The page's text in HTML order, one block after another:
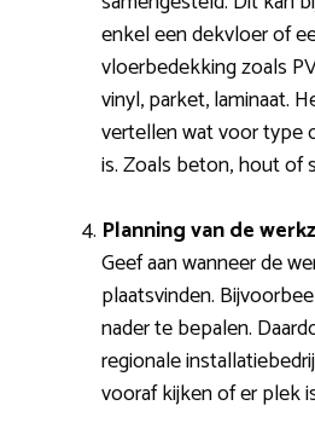
enkel een dekvloer of
vloerbedekking zoals
vinyl, parket, laminaat.
vertellen wat voor type
is. Zoals beton, hout of
Planning van de
Geef aan wanneer de
plaatsvinden.
nader te bepalen.
regionale
vooraf kijken of er plek